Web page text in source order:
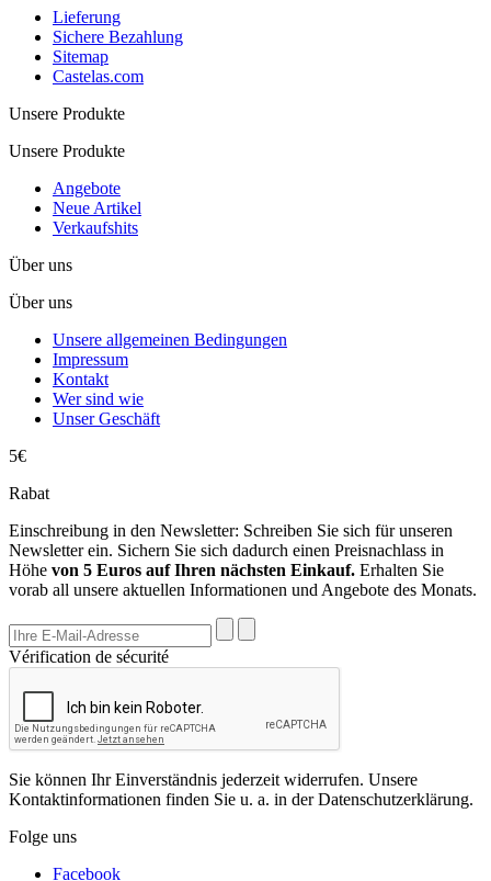
Lieferung
Sichere Bezahlung
Sitemap
Castelas.com
Unsere Produkte
Unsere Produkte
Angebote
Neue Artikel
Verkaufshits
Über uns
Über uns
Unsere allgemeinen Bedingungen
Impressum
Kontakt
Wer sind wie
Unser Geschäft
5€
Rabat
Einschreibung in den Newsletter: Schreiben Sie sich für unseren
Newsletter ein. Sichern Sie sich dadurch einen Preisnachlass in
Höhe von 5 Euros auf Ihren nächsten Einkauf. Erhalten Sie
vorab all unsere aktuellen Informationen und Angebote des Monats.
Vérification de sécurité
Sie können Ihr Einverständnis jederzeit widerrufen. Unsere
Kontaktinformationen finden Sie u. a. in der Datenschutzerklärung.
Folge uns
Facebook